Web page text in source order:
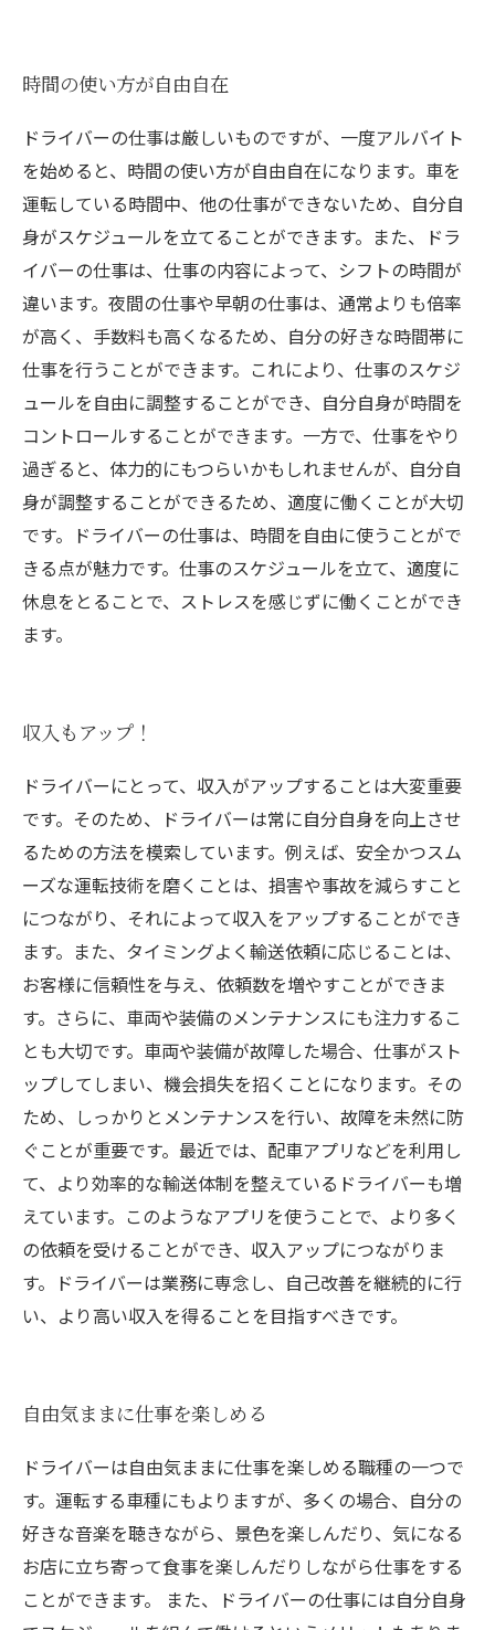
時間の使い方が自由自在
ドライバーの仕事は厳しいものですが、一度アルバイト
を始めると、時間の使い方が自由自在になります。車を
運転している時間中、他の仕事ができないため、自分自
身がスケジュールを立てることができます。また、ドラ
イバーの仕事は、仕事の内容によって、シフトの時間が
違います。夜間の仕事や早朝の仕事は、通常よりも倍率
が高く、手数料も高くなるため、自分の好きな時間帯に
仕事を行うことができます。これにより、仕事のスケジ
ュールを自由に調整することができ、自分自身が時間を
コントロールすることができます。一方で、仕事をやり
過ぎると、体力的にもつらいかもしれませんが、自分自
身が調整することができるため、適度に働くことが大切
です。ドライバーの仕事は、時間を自由に使うことがで
きる点が魅力です。仕事のスケジュールを立て、適度に
休息をとることで、ストレスを感じずに働くことができ
ます。
収入もアップ！
ドライバーにとって、収入がアップすることは大変重要
です。そのため、ドライバーは常に自分自身を向上させ
るための方法を模索しています。例えば、安全かつスム
ーズな運転技術を磨くことは、損害や事故を減らすこと
につながり、それによって収入をアップすることができ
ます。また、タイミングよく輸送依頼に応じることは、
お客様に信頼性を与え、依頼数を増やすことができま
す。さらに、車両や装備のメンテナンスにも注力するこ
とも大切です。車両や装備が故障した場合、仕事がスト
ップしてしまい、機会損失を招くことになります。その
ため、しっかりとメンテナンスを行い、故障を未然に防
ぐことが重要です。最近では、配車アプリなどを利用し
て、より効率的な輸送体制を整えているドライバーも増
えています。このようなアプリを使うことで、より多く
の依頼を受けることができ、収入アップにつながりま
す。ドライバーは業務に専念し、自己改善を継続的に行
い、より高い収入を得ることを目指すべきです。
自由気ままに仕事を楽しめる
ドライバーは自由気ままに仕事を楽しめる職種の一つで
す。運転する車種にもよりますが、多くの場合、自分の
好きな音楽を聴きながら、景色を楽しんだり、気になる
お店に立ち寄って食事を楽しんだりしながら仕事をする
ことができます。 また、ドライバーの仕事には自分自身